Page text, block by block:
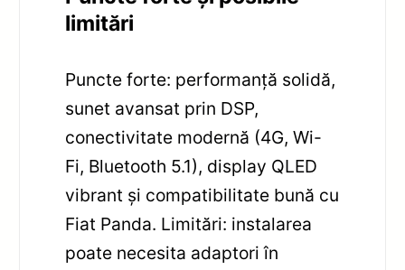
limitări
Puncte forte: performanță solidă,
sunet avansat prin DSP,
conectivitate modernă (4G, Wi-
Fi, Bluetooth 5.1), display QLED
vibrant și compatibilitate bună cu
Fiat Panda. Limitări: instalarea
poate necesita adaptori în